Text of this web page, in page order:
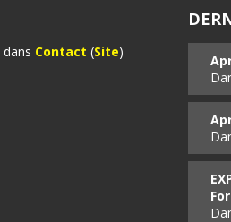
dans Contact (Site)